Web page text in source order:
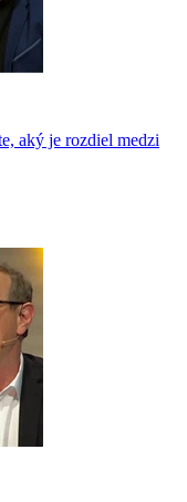
aký je rozdiel medzi